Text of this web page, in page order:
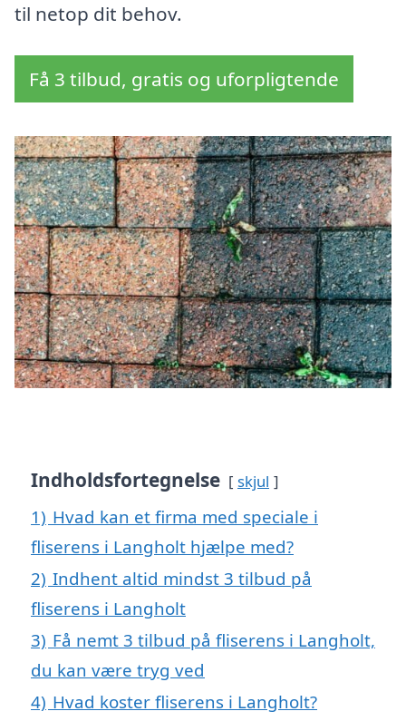
til netop dit behov.
Få 3 tilbud, gratis og uforpligtende
Indholdsfortegnelse skjul
1) Hvad kan et firma med speciale i
fliserens i Langholt hjælpe med?
2) Indhent altid mindst 3 tilbud på
fliserens i Langholt
3) Få nemt 3 tilbud på fliserens i Langholt,
du kan være tryg ved
4) Hvad koster fliserens i Langholt?